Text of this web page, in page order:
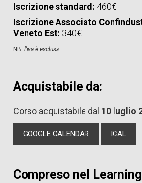
Iscrizione standard: 460€
Iscrizione Associato
Veneto Est: 340€
NB: l'iva è esclusa
Acquistabile da:
Corso acquistabile dal 10 luglio
GOOGLE CALENDAR ICAL
Compreso nel